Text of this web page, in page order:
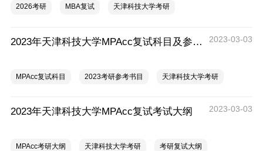
2026考研 MBA复试 天津科技大学考研
2023年天津科技大学MPAcc复试科目及参考书目 2023-03-03
MPAcc复试科目 2023考研参考书目 天津科技大学考研
2023年天津科技大学MPAcc复试考试大纲 2023-03-03
MPAcc考研大纲 天津科技大学考研 考研复试大纲